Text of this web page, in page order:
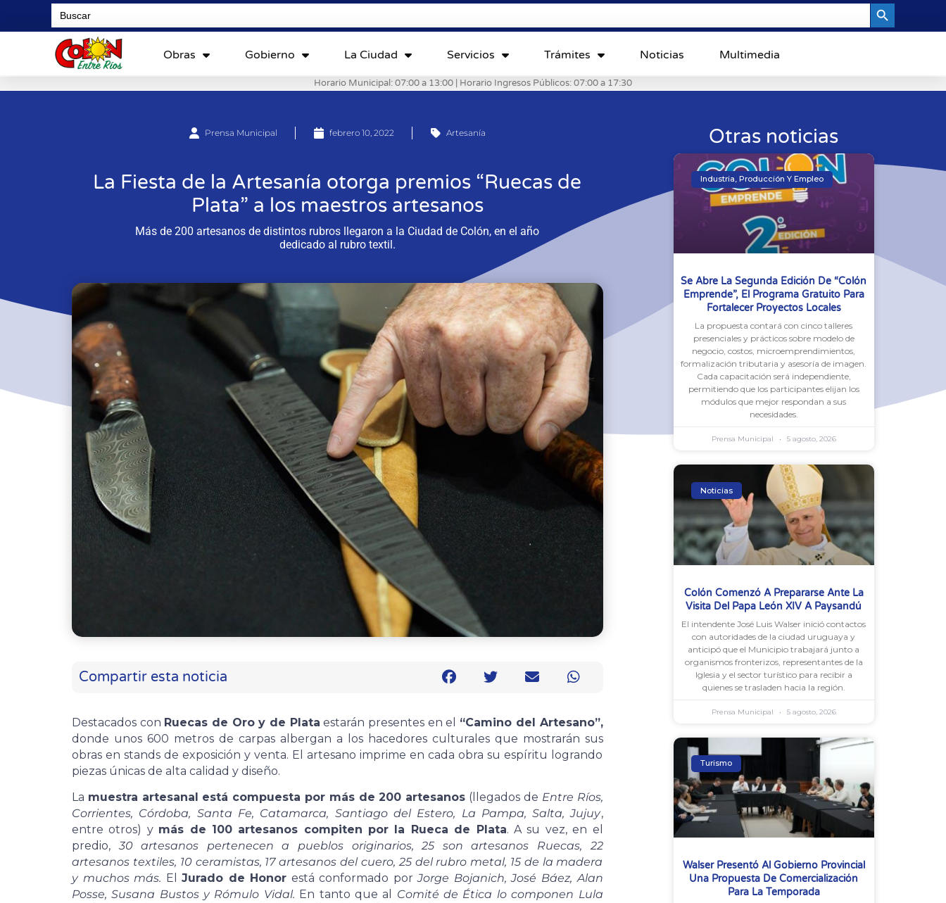
Search
for:
Obras Gobierno La Ciudad Servicios Trámites Noticias Multimedia
Horario Municipal: 07:00 a 13:00 | Horario Ingresos Públicos: 07:00 a 17:30
Prensa Municipal febrero 10, 2022 Artesanía
La Fiesta de la Artesanía otorga premios “Ruecas de
Plata” a los maestros artesanos
Más de 200 artesanos de distintos rubros llegaron a la Ciudad de Colón, en el año
dedicado al rubro textil.
Compartir esta noticia
Destacados con Ruecas de Oro y de Plata estarán presentes en el “Camino del Artesano”,
donde unos 600 metros de carpas albergan a los hacedores culturales que mostrarán sus
obras en stands de exposición y venta. El artesano imprime en cada obra su espíritu logrando
piezas únicas de alta calidad y diseño.
La muestra artesanal está compuesta por más de 200 artesanos (llegados de Entre Ríos,
Corrientes, Córdoba, Santa Fe, Catamarca, Santiago del Estero, La Pampa, Salta, Jujuy,
entre otros) y más de 100 artesanos compiten por la Rueca de Plata. A su vez, en el
predio,30 artesanos pertenecen a pueblos originarios, 25 son artesanos Ruecas, 22
artesanos textiles, 10 ceramistas, 17 artesanos del cuero, 25 del rubro metal, 15 de la madera
y muchos más. ElJurado de Honor está conformado porJorge Bojanich, José Báez, Alan
Posse, Susana Bustos y Rómulo Vidal. En tanto que al Comité de Ética lo componen Lula
Otras noticias
Industria, Producción Y Empleo
Se Abre La Segunda Edición De “Colón
Emprende”, El Programa Gratuito Para
Fortalecer Proyectos Locales
La propuesta contará con cinco talleres
presenciales y prácticos sobre modelo de
negocio, costos, microemprendimientos,
formalización tributaria y asesoría de imagen.
Cada capacitación será independiente,
permitiendo que los participantes elijan los
módulos que mejor respondan a sus
necesidades.
Prensa Municipal 5 agosto, 2026
Noticias
Colón Comenzó A Prepararse Ante La
Visita Del Papa León XIV A Paysandú
El intendente José Luis Walser inició contactos
con autoridades de la ciudad uruguaya y
anticipó que el Municipio trabajará junto a
organismos fronterizos, representantes de la
Iglesia y el sector turístico para recibir a
quienes se trasladen hacia la región.
Prensa Municipal 5 agosto, 2026
Turismo
Walser Presentó Al Gobierno Provincial
Una Propuesta De Comercialización
Para La Temporada